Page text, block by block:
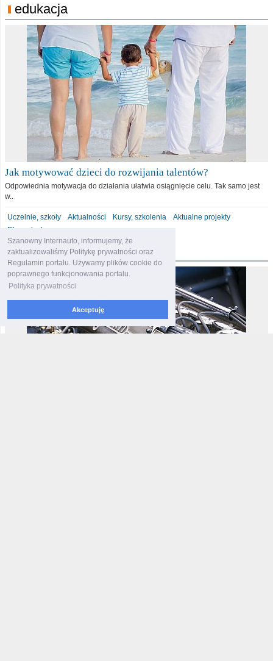
Szanowny Internauto, informujemy, że
zaktualizowaliśmy Politykę prywatności oraz
Regulamin portalu. Używamy plików cookie do
poprawnego funkcjonowania portalu.
Polityka prywatności
Akceptuję
edukacja
Jak motywować dzieci do rozwijania talentów?
Odpowiednia motywacja do działania ułatwia osiągnięcie celu. Tak samo jest
w..
Uczelnie, szkoły Aktualności Kursy, szkolenia
Aktualne projekty
Dla malucha
motoryzacja